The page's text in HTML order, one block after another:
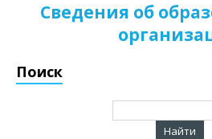
Сведения об
Поиск